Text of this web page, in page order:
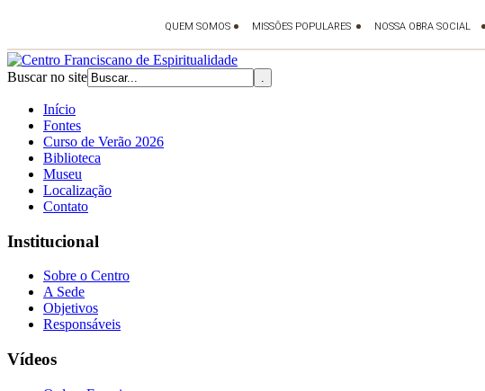
Buscar no site
Início
Fontes
Curso de Verão 2026
Biblioteca
Museu
Localização
Contato
Institucional
Sobre o Centro
A Sede
Objetivos
Responsáveis
Vídeos